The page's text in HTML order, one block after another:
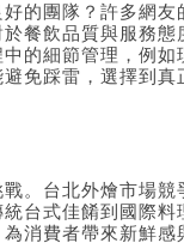
的團隊？許多網
餐飲品質與服務
的細節管理，例如
免踩雷，選擇到真
。台北外燴市場
台式佳餚到國際
消費者帶來新鮮